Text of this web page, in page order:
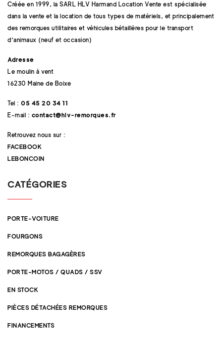
Créée en 1999, la SARL HLV Harmand Location Vente est spécialisée
dans la vente et la location de tous types de matériels, et principalement
des remorques utilitaires et véhicules bétaillères pour le transport
d'animaux (neuf et occasion)
Adresse
Le moulin à vent
16230 Maine de Boixe
Tel : 05 45 20 34 11
E-mail : contact@hlv-remorques.fr
Retrouvez nous sur :
FACEBOOK
LEBONCOIN
CATÉGORIES
PORTE-VOITURE
FOURGONS
REMORQUES BAGAGÈRES
PORTE-MOTOS / QUADS / SSV
EN STOCK
PIÈCES DÉTACHÉES REMORQUES
FINANCEMENTS